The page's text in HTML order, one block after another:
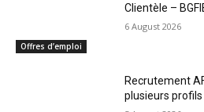
Offres d’emploi
Clientèle –
6 August 2026
Recrutement
plusieurs profils